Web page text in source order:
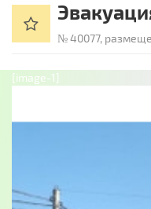
№ 40077,
[image-1]